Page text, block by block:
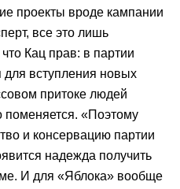
проекты вроде кампании
все это лишь
Кац прав: в партии
вступления новых
притоке людей
поменяется. «Поэтому
и консервацию партии
надежда получить
И для «Яблока» вообще